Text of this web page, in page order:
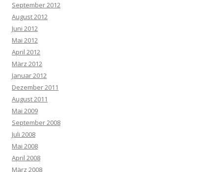
September 2012
August 2012
Juni 2012
Mai 2012
April 2012
März 2012
Januar 2012
Dezember 2011
August 2011
Mai 2009
September 2008
Juli 2008
Mai 2008
April 2008
März 2008